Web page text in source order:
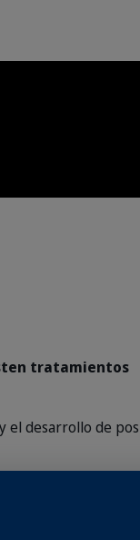
tratamientos
el desarrollo de